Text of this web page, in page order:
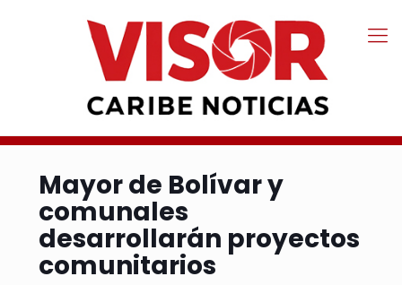
Mayor de Bolívar y
comunales
desarrollarán proyectos
comunitarios